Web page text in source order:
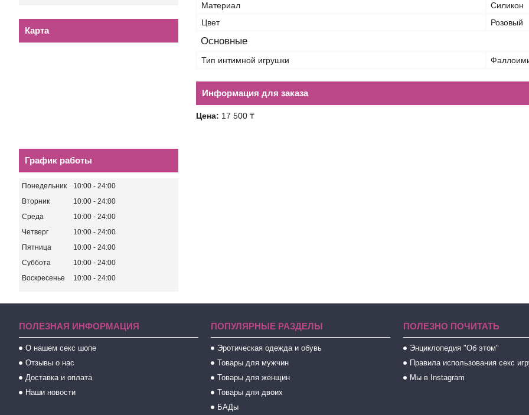
Материал
Силикон
Цвет
Розовый
Основные
Тип интимной игрушки
Информация для заказа
Цена: 17 500 ₸
Карта
График работы
Понедельник 10:00
24:00
Вторник
10:00
24:00
Среда
10:00
24:00
Четверг
10:00
24:00
Пятница
10:00
24:00
Суббота
10:00
24:00
Воскресенье
10:00 24:00
ПОЛЕЗНАЯ ИНФОРМАЦИЯ
О нашем секс шопе
Отзывы о нас
Доставка и оплата
Наши новости
ПОПУЛЯРНЫЕ РАЗДЕЛЫ
Эротическая одежда и обувь
Товары для мужчин
Товары для женщин
Товары для двоих
БАДы
ПОЛЕЗНО ПОЧИТАТЬ
Энциклопедия "Об этом"
Правила использования секс
Мы в Instagram